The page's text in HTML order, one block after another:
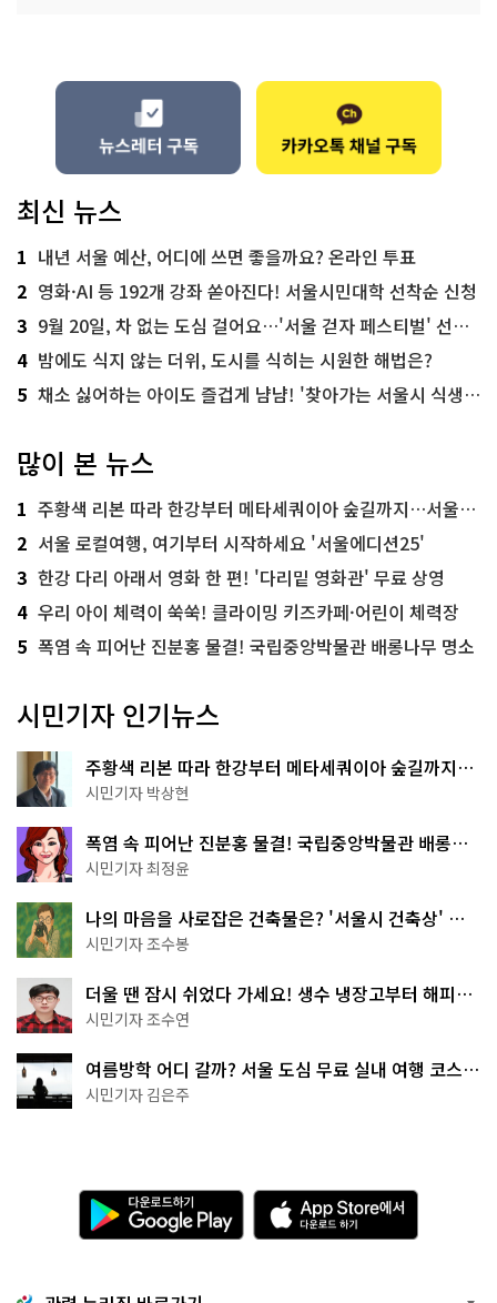
최신 뉴스
1 내년 서울 예산, 어디에 쓰면 좋을까요? 온라인 투표
2 영화·AI 등 192개 강좌 쏟아진다! 서울시민대학 선착순 신청
3 9월 20일, 차 없는 도심 걸어요…'서울 걷자 페스티벌' 선착순 5천명
4 밤에도 식지 않는 더위, 도시를 식히는 시원한 해법은?
5 채소 싫어하는 아이도 즐겁게 냠냠! '찾아가는 서울시 식생활 교육' 현장
많이 본 뉴스
1 주황색 리본 따라 한강부터 메타세쿼이아 숲길까지…서울둘레길 15코스
2 서울 로컬여행, 여기부터 시작하세요 '서울에디션25'
3 한강 다리 아래서 영화 한 편! '다리밑 영화관' 무료 상영
4 우리 아이 체력이 쑥쑥! 클라이밍 키즈카페·어린이 체력장
5 폭염 속 피어난 진분홍 물결! 국립중앙박물관 배롱나무 명소
시민기자 인기뉴스
주황색 리본 따라 한강부터 메타세쿼이아 숲길까지…
서울둘레길 15코스
시민기자 박상현
폭염 속 피어난 진분홍 물결! 국립중앙박물관 배롱나
무 명소
시민기자 최정윤
나의 마음을 사로잡은 건축물은? '서울시 건축상' 수
상작 공개!
시민기자 조수봉
더울 땐 잠시 쉬었다 가세요! 생수 냉장고부터 해피소
·무더위쉼터까지
시민기자 조수연
여름방학 어디 갈까? 서울 도심 무료 실내 여행 코스
추천
시민기자 김은주
다
운
로
기
A
p
p